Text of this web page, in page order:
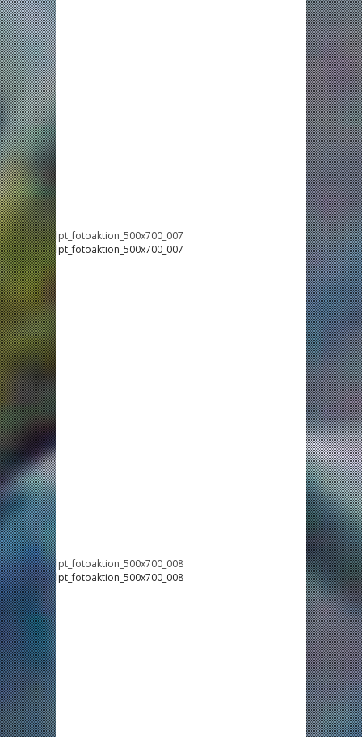
lpt_fotoaktion_500x700_007
lpt_fotoaktion_500x700_007
lpt_fotoaktion_500x700_008
lpt_fotoaktion_500x700_008